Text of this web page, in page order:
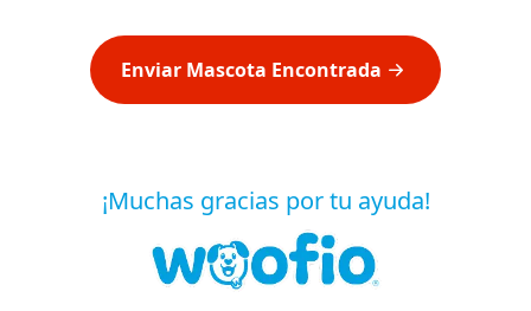
Enviar Mascota Encontrada
¡Muchas gracias por tu ayuda!